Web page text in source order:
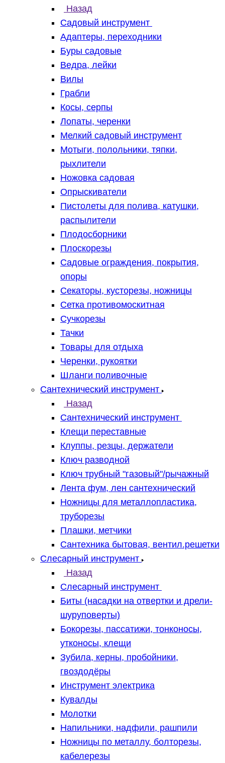
Назад
Садовый инструмент
Адаптеры, переходники
Буры садовые
Ведра, лейки
Вилы
Грабли
Косы, серпы
Лопаты, черенки
Мелкий садовый инструмент
Мотыги, полольники, тяпки,
рыхлители
Ножовка садовая
Опрыскиватели
Пистолеты для полива, катушки,
распылители
Плодосборники
Плоскорезы
Садовые ограждения, покрытия,
опоры
Секаторы, кусторезы, ножницы
Сетка противомоскитная
Сучкорезы
Тачки
Товары для отдыха
Черенки, рукоятки
Шланги поливочные
Сантехнический инструмент
Назад
Сантехнический инструмент
Клещи переставные
Клуппы, резцы, держатели
Ключ разводной
Ключ трубный "газовый"/рычажный
Лента фум, лен сантехнический
Ножницы для металлопластика,
труборезы
Плашки, метчики
Сантехника бытовая, вентил.решетки
Слесарный инструмент
Назад
Слесарный инструмент
Биты (насадки на отвертки и дрели-
шуруповерты)
Бокорезы, пассатижи, тонконосы,
утконосы, клещи
Зубила, керны, пробойники,
гвоздодёры
Инструмент электрика
Кувалды
Молотки
Напильники, надфили, рашпили
Ножницы по металлу, болторезы,
кабелерезы